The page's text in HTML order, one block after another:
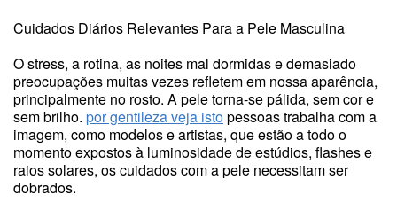
Cuidados Diários Relevantes Para a Pele Masculina
O stress, a rotina, as noites mal dormidas e demasiado
preocupações muitas vezes refletem em nossa aparência,
principalmente no rosto. A pele torna-se pálida, sem cor e
sem brilho. por gentileza veja istopessoas trabalha com a
imagem, como modelos e artistas, que estão a todo o
momento expostos à luminosidade de estúdios, flashes e
raios solares, os cuidados com a pele necessitam ser
dobrados.